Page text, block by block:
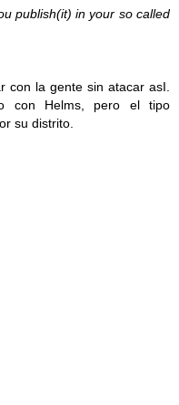
publish(it) in your so called
con la gente sin atacar asI.
con Helms, pero el tipo
su distrito.